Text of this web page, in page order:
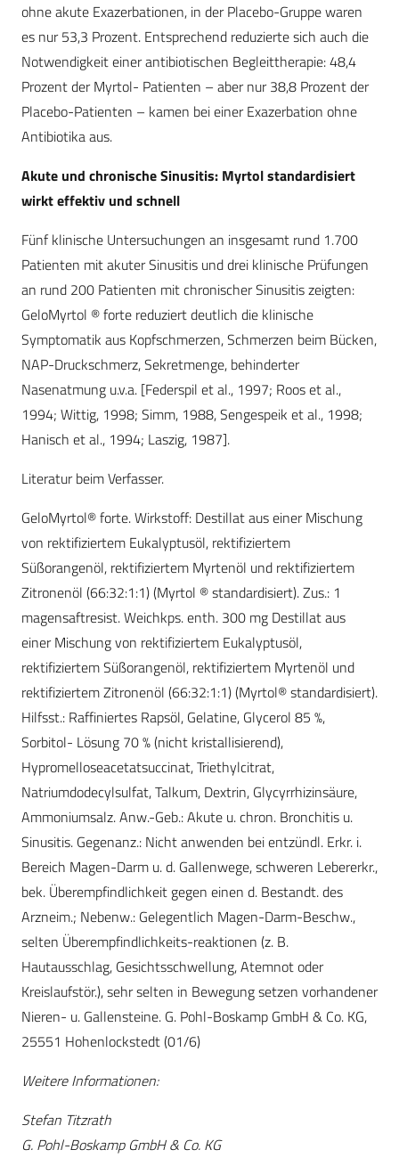
ohne akute Exazerbationen, in der Placebo-Gruppe waren
es nur 53,3 Prozent. Entsprechend reduzierte sich auch die
Notwendigkeit einer antibiotischen Begleittherapie: 48,4
Prozent der Myrtol- Patienten – aber nur 38,8 Prozent der
Placebo-Patienten – kamen bei einer Exazerbation ohne
Antibiotika aus.
Akute und chronische Sinusitis: Myrtol standardisiert
wirkt effektiv und schnell
Fünf klinische Untersuchungen an insgesamt rund 1.700
Patienten mit akuter Sinusitis und drei klinische Prüfungen
an rund 200 Patienten mit chronischer Sinusitis zeigten:
GeloMyrtol ® forte reduziert deutlich die klinische
Symptomatik aus Kopfschmerzen, Schmerzen beim Bücken,
NAP-Druckschmerz, Sekretmenge, behinderter
Nasenatmung u.v.a. [Federspil et al., 1997; Roos et al.,
1994; Wittig, 1998; Simm, 1988, Sengespeik et al., 1998;
Hanisch et al., 1994; Laszig, 1987].
Literatur beim Verfasser.
GeloMyrtol® forte. Wirkstoff: Destillat aus einer Mischung
von rektifiziertem Eukalyptusöl, rektifiziertem
Süßorangenöl, rektifiziertem Myrtenöl und rektifiziertem
Zitronenöl (66:32:1:1) (Myrtol ® standardisiert). Zus.: 1
magensaftresist. Weichkps. enth. 300 mg Destillat aus
einer Mischung von rektifiziertem Eukalyptusöl,
rektifiziertem Süßorangenöl, rektifiziertem Myrtenöl und
rektifiziertem Zitronenöl (66:32:1:1) (Myrtol® standardisiert).
Hilfsst.: Raffiniertes Rapsöl, Gelatine, Glycerol 85 %,
Sorbitol- Lösung 70 % (nicht kristallisierend),
Hypromelloseacetatsuccinat, Triethylcitrat,
Natriumdodecylsulfat, Talkum, Dextrin, Glycyrrhizinsäure,
Ammoniumsalz. Anw.-Geb.: Akute u. chron. Bronchitis u.
Sinusitis. Gegenanz.: Nicht anwenden bei entzündl. Erkr. i.
Bereich Magen-Darm u. d. Gallenwege, schweren Lebererkr.,
bek. Überempfindlichkeit gegen einen d. Bestandt. des
Arzneim.; Nebenw.: Gelegentlich Magen-Darm-Beschw.,
selten Überempfindlichkeits-reaktionen (z. B.
Hautausschlag, Gesichtsschwellung, Atemnot oder
Kreislaufstör.), sehr selten in Bewegung setzen vorhandener
Nieren- u. Gallensteine. G. Pohl-Boskamp GmbH & Co. KG,
25551 Hohenlockstedt (01/6)
Weitere Informationen:
Stefan Titzrath
G. Pohl-Boskamp GmbH & Co. KG